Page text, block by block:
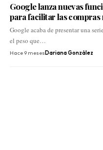
Google lanza nuevas
para facilitar las compras
Google acaba de presentar una
el peso que…
Hace 9 mesesDariana González